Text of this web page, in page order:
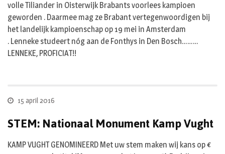
volle Tiliander in Oisterwijk Brabants voorlees kampioen
geworden . Daarmee mag ze Brabant vertegenwoordigen bij
het landelijk kampioenschap op 19 mei in Amsterdam
. Lenneke studeert nóg aan de Fonthys in Den Bosch………
LENNEKE, PROFICIAT!!
15 april 2016
STEM: Nationaal Monument Kamp Vught
KAMP VUGHT GENOMINEERD Met uw stem maken wij kans op €